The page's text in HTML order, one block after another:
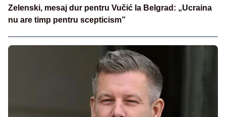
Zelenski, mesaj dur pentru Vučić la Belgrad: „Ucraina
nu are timp pentru scepticism”